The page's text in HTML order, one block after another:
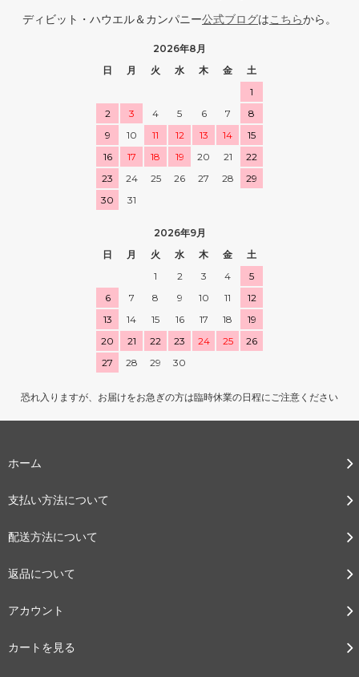
ディビット・ハウエル＆カンパニー公式ブログはこちらから。
2026年8月
日
月 火 水 木 金
土
1
2
3 4 5 6 7
8
9
10 11 12 13 14
15
16
17 18 19 20 21
22
23
24 25 26 27 28
29
30
31
2026年9月
日
月 火 水 木 金
土
1
2 3 4
5
6
7 8 9 10 11
12
13
14 15 16 17 18
19
20
21 22 23 24 25
26
27
28 29 30
恐れ入りますが、お届けをお急ぎの方は臨時休業の日程にご注意ください
ホーム
支払い方法について
配送方法について
返品について
アカウント
カートを見る